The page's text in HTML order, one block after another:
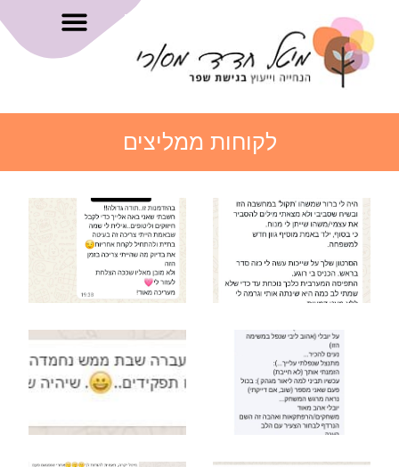
לקוחות ממליצים